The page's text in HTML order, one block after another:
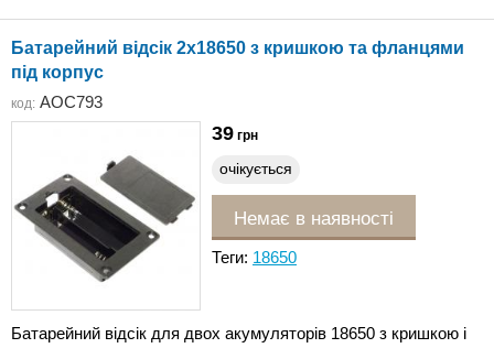
Батарейний відсік 2х18650 з кришкою та фланцями
під корпус
код: AOC793
39 грн
очікується
Немає в наявності
Теги: 18650
Батарейний відсік для двох акумуляторів 18650 з кришкою і